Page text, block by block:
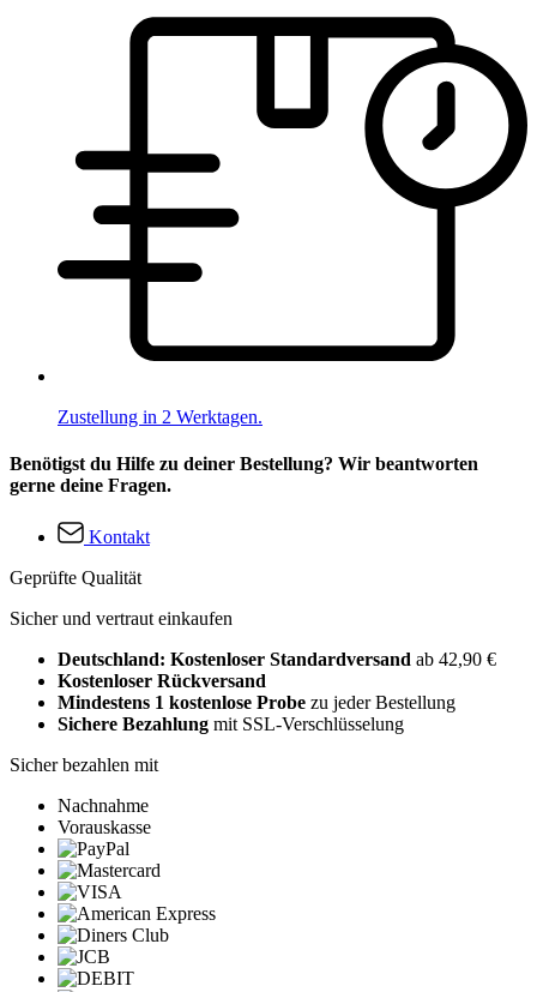
Zustellung in 2 Werktagen.
Benötigst du Hilfe zu deiner Bestellung? Wir beantworten
gerne deine Fragen.
Kontakt
Geprüfte Qualität
Sicher und vertraut einkaufen
Deutschland: Kostenloser Standardversand ab 42,90 €
Kostenloser Rückversand
Mindestens 1 kostenlose Probe zu jeder Bestellung
Sichere Bezahlung mit SSL-Verschlüsselung
Sicher bezahlen mit
Nachnahme
Vorauskasse